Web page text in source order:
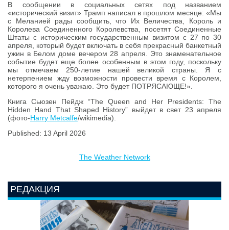
В сообщении в социальных сетях под названием
«исторический визит» Трамп написал в прошлом месяце: «Мы
с Меланией рады сообщить, что Их Величества, Король и
Королева Соединенного Королевства, посетят Соединенные
Штаты с историческим государственным визитом с 27 по 30
апреля, который будет включать в себя прекрасный банкетный
ужин в Белом доме вечером 28 апреля. Это знаменательное
событие будет еще более особенным в этом году, поскольку
мы отмечаем 250-летие нашей великой страны. Я с
нетерпением жду возможности провести время с Королем,
которого я очень уважаю. Это будет ПОТРЯСАЮЩЕ!».
Книга Сьюзен Пейдж “The Queen and Her Presidents: The
Hidden Hand That Shaped History” выйдет в свет 23 апреля
(фото-Harry Metcalfe/wikimedia).
Published: 13 April 2026
The Weather Network
РЕДАКЦИЯ